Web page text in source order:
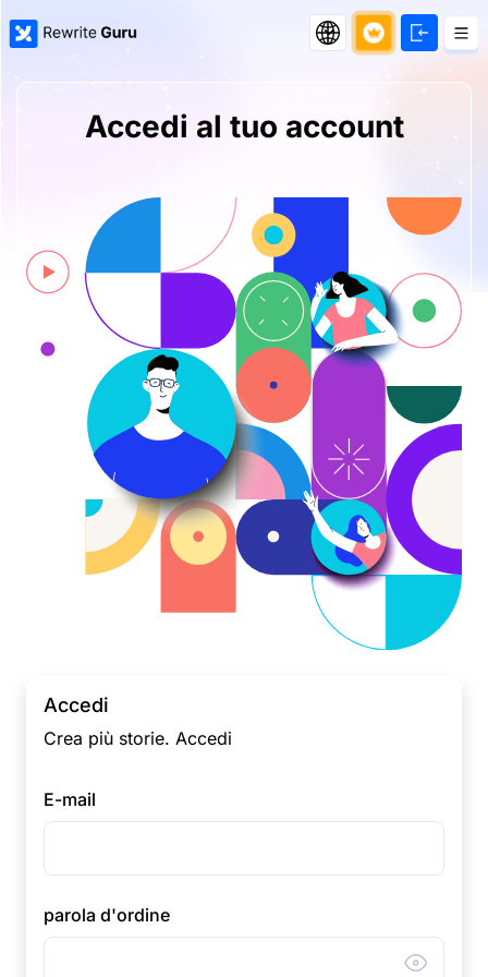
Accedi al tuo account
Accedi
Crea più storie. Accedi
E-mail
parola d'ordine